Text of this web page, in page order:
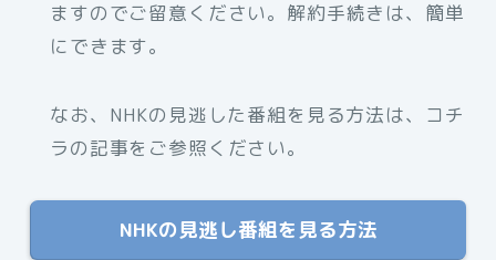
ますのでご留意ください。解約手続きは、簡単
にできます。
なお、NHKの見逃した番組を見る方法は、コチ
ラの記事をご参照ください。
NHKの見逃し番組を見る方法